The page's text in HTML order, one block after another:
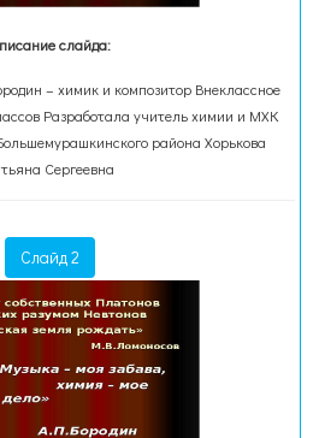
слайда:
– химик и композитор Внеклассное
Разработала учитель химии и МХК
района Хорькова
Сергеевна
Слайд 2